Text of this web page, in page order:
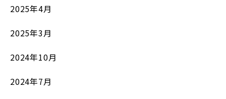
2025年4月
2025年3月
2024年10月
2024年7月